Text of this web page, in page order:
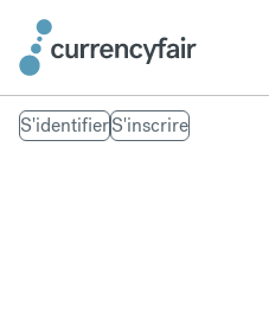
S'identifierS'inscrire